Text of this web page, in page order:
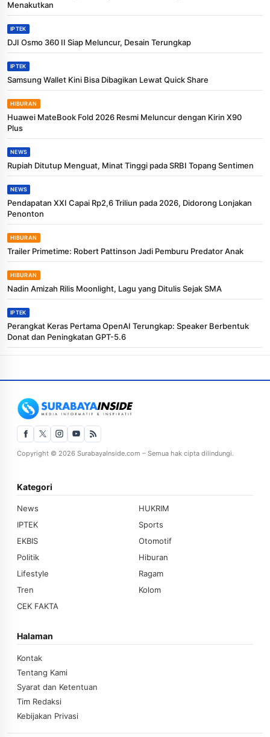
Menakutkan
IPTEK
DJI Osmo 360 II Siap Meluncur, Desain Terungkap
IPTEK
Samsung Wallet Kini Bisa Dibagikan Lewat Quick Share
HIBURAN
Huawei MateBook Fold 2026 Resmi Meluncur dengan Kirin X90
Plus
NEWS
Rupiah Ditutup Menguat, Minat Tinggi pada SRBI Topang Sentimen
NEWS
Pendapatan XXI Capai Rp2,6 Triliun pada 2026, Didorong Lonjakan
Penonton
HIBURAN
Trailer Primetime: Robert Pattinson Jadi Pemburu Predator Anak
HIBURAN
Nadin Amizah Rilis Moonlight, Lagu yang Ditulis Sejak SMA
IPTEK
Perangkat Keras Pertama OpenAI Terungkap: Speaker Berbentuk
Donat dan Peningkatan GPT-5.6
Copyright © 2026 SurabayaInside.com – Semua hak cipta dilindungi.
Kategori
News
HUKRIM
IPTEK
Sports
EKBIS
Otomotif
Politik
Hiburan
Lifestyle
Ragam
Tren
Kolom
CEK FAKTA
Halaman
Kontak
Tentang Kami
Syarat dan Ketentuan
Tim Redaksi
Kebijakan Privasi